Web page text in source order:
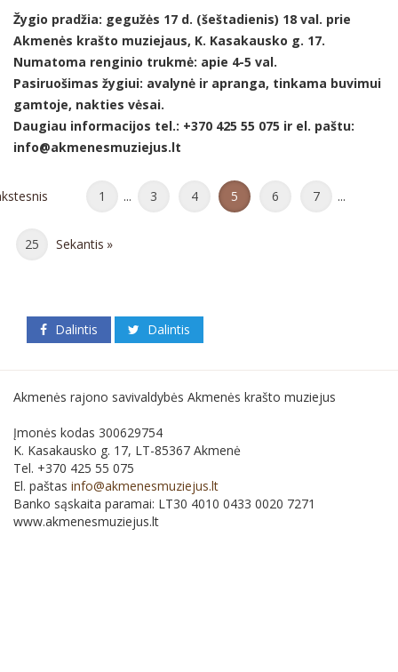
Žygio pradžia: gegužės 17 d. (šeštadienis) 18 val. prie
Akmenės krašto muziejaus, K. Kasakausko g. 17.
Numatoma renginio trukmė: apie 4-5 val.
Pasiruošimas žygiui: avalynė ir apranga, tinkama buvimui
gamtoje, nakties vėsai.
Daugiau informacijos tel.: +370 425 55 075 ir el. paštu:
info@akmenesmuziejus.lt
1 ... 3 4 5 6 7 ...
25 Sekantis
Dalintis Dalintis
Akmenės rajono savivaldybės Akmenės krašto muziejus
Įmonės kodas 300629754
K. Kasakausko g. 17, LT-85367 Akmenė
Tel. +370 425 55 075
El. paštas info@akmenesmuziejus.lt
Banko sąskaita paramai: LT30 4010 0433 0020 7271
www.akmenesmuziejus.lt